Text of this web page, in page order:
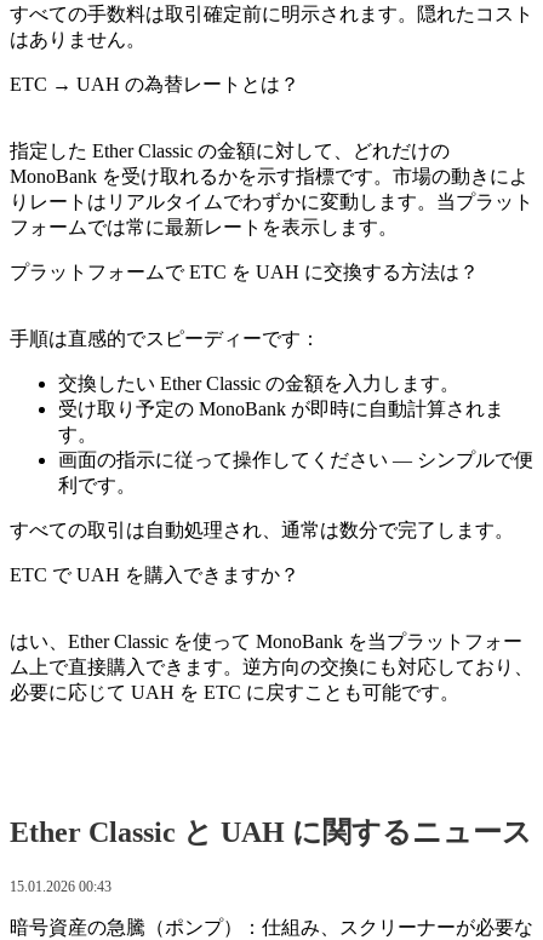
すべての手数料は取引確定前に明示されます。隠れたコスト
はありません。
ETC → UAH の為替レートとは？
指定した Ether Classic の金額に対して、どれだけの
MonoBank を受け取れるかを示す指標です。市場の動きによ
りレートはリアルタイムでわずかに変動します。当プラット
フォームでは常に最新レートを表示します。
プラットフォームで ETC を UAH に交換する方法は？
手順は直感的でスピーディーです：
交換したい Ether Classic の金額を入力します。
受け取り予定の MonoBank が即時に自動計算されま
す。
画面の指示に従って操作してください — シンプルで便
利です。
すべての取引は自動処理され、通常は数分で完了します。
ETC で UAH を購入できますか？
はい、Ether Classic を使って MonoBank を当プラットフォー
ム上で直接購入できます。逆方向の交換にも対応しており、
必要に応じて UAH を ETC に戻すことも可能です。
Ether Classic と UAH に関するニュース
15.01.2026 00:43
暗号資産の急騰（ポンプ）：仕組み、スクリーナーが必要な